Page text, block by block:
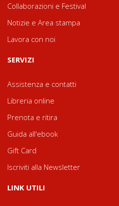
Collaborazioni e Festival
Notizie e Area stampa
Lavora con noi
SERVIZI
Assistenza e contatti
Libreria online
Prenota e ritira
Guida all'ebook
Gift Card
Iscriviti alla Newsletter
LINK UTILI